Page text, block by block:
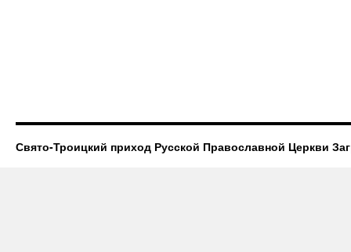
Свято-Троицкий приход Русской Православной Церкви